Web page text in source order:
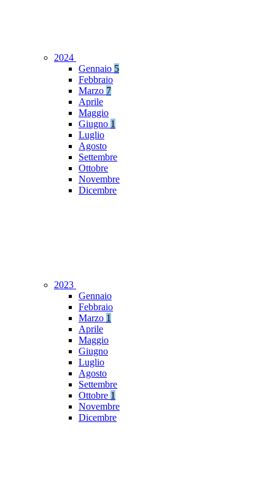
2024
Gennaio 5
Febbraio
Marzo 7
Aprile
Maggio
Giugno 1
Luglio
Agosto
Settembre
Ottobre
Novembre
Dicembre
2023
Gennaio
Febbraio
Marzo 1
Aprile
Maggio
Giugno
Luglio
Agosto
Settembre
Ottobre 1
Novembre
Dicembre